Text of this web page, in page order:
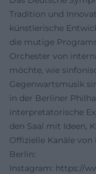
Tradition und
künstlerische
die mutige
Orchester von
möchte, wie
Gegenwartsmusik
in der Berliner
interpretatorische
den Saal mit Ideen,
Offizielle Kanäle
Berlin:
Instagram: https://